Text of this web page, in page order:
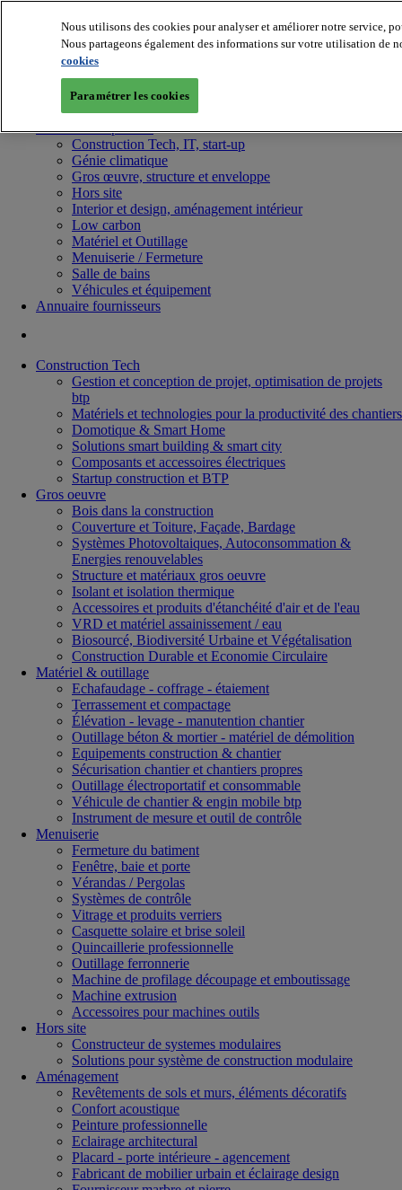
Batiradio
Articles & expertises
Construction Tech, IT, start-up
Génie climatique
Gros œuvre, structure et enveloppe
Hors site
Interior et design, aménagement intérieur
Low carbon
Matériel et Outillage
Menuiserie / Fermeture
Salle de bains
Véhicules et équipement
Annuaire fournisseurs
Construction Tech
Gestion et conception de projet, optimisation de projets
btp
Matériels et technologies pour la productivité des chantiers
Domotique & Smart Home
Solutions smart building & smart city
Composants et accessoires électriques
Startup construction et BTP
Gros oeuvre
Bois dans la construction
Couverture et Toiture, Façade, Bardage
Systèmes Photovoltaiques, Autoconsommation &
Energies renouvelables
Structure et matériaux gros oeuvre
Isolant et isolation thermique
Accessoires et produits d'étanchéité d'air et de l'eau
VRD et matériel assainissement / eau
Biosourcé, Biodiversité Urbaine et Végétalisation
Construction Durable et Economie Circulaire
Matériel & outillage
Echafaudage - coffrage - étaiement
Terrassement et compactage
Élévation - levage - manutention chantier
Outillage béton & mortier - matériel de démolition
Equipements construction & chantier
Sécurisation chantier et chantiers propres
Outillage électroportatif et consommable
Véhicule de chantier & engin mobile btp
Instrument de mesure et outil de contrôle
Menuiserie
Fermeture du batiment
Fenêtre, baie et porte
Vérandas / Pergolas
Systèmes de contrôle
Vitrage et produits verriers
Casquette solaire et brise soleil
Quincaillerie professionnelle
Outillage ferronnerie
Machine de profilage découpage et emboutissage
Machine extrusion
Accessoires pour machines outils
Hors site
Constructeur de systemes modulaires
Solutions pour système de construction modulaire
Aménagement
Revêtements de sols et murs, éléments décoratifs
Confort acoustique
Peinture professionnelle
Eclairage architectural
Placard - porte intérieure - agencement
Fabricant de mobilier urbain et éclairage design
Nous utilisons des cookies pour analyser et améliorer notre service,
Nous partageons également des informations sur votre utilisation de
cookies
Paramétrer les cookies